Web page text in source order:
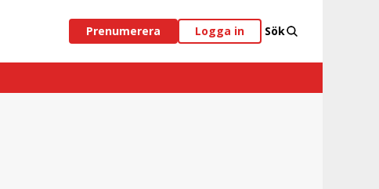
Prenumerera Logga in Sök